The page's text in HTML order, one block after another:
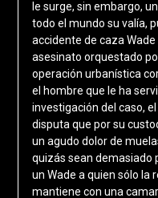
le surge, sin embargo,
todo el mundo su valía,
accidente de caza
asesinato orquestado
operación urbanística
el hombre que le ha
investigación del caso,
disputa que por su
un agudo dolor de
quizás sean demasiado
un Wade a quien sólo la
mantiene con una